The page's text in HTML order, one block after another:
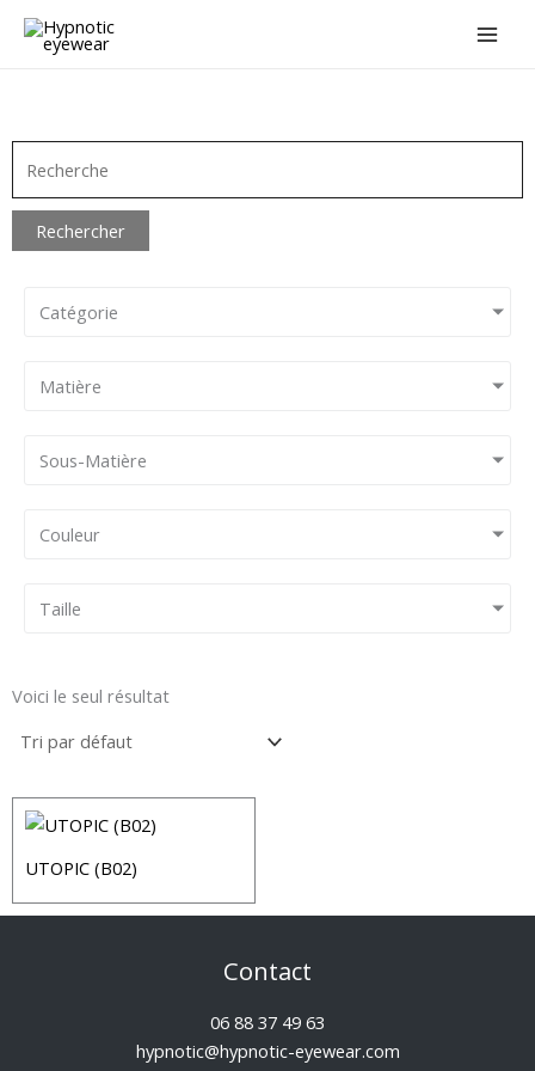
Aller
Rechercher
Catégorie
Matière
Sous-Matière
Couleur
Taille
Voici le seul résultat
UTOPIC (B02)
Contact
06 88 37 49 63
hypnotic@hypnotic-eyewear.com